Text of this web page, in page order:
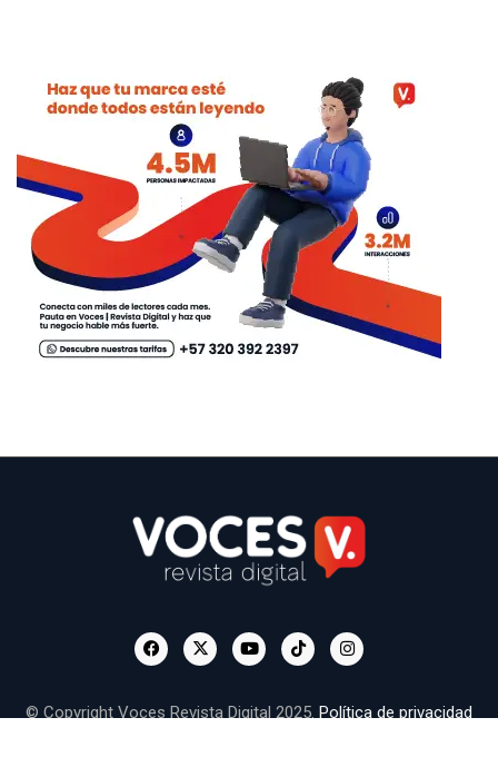
© Copyright Voces Revista Digital 2025. Política de privacidad